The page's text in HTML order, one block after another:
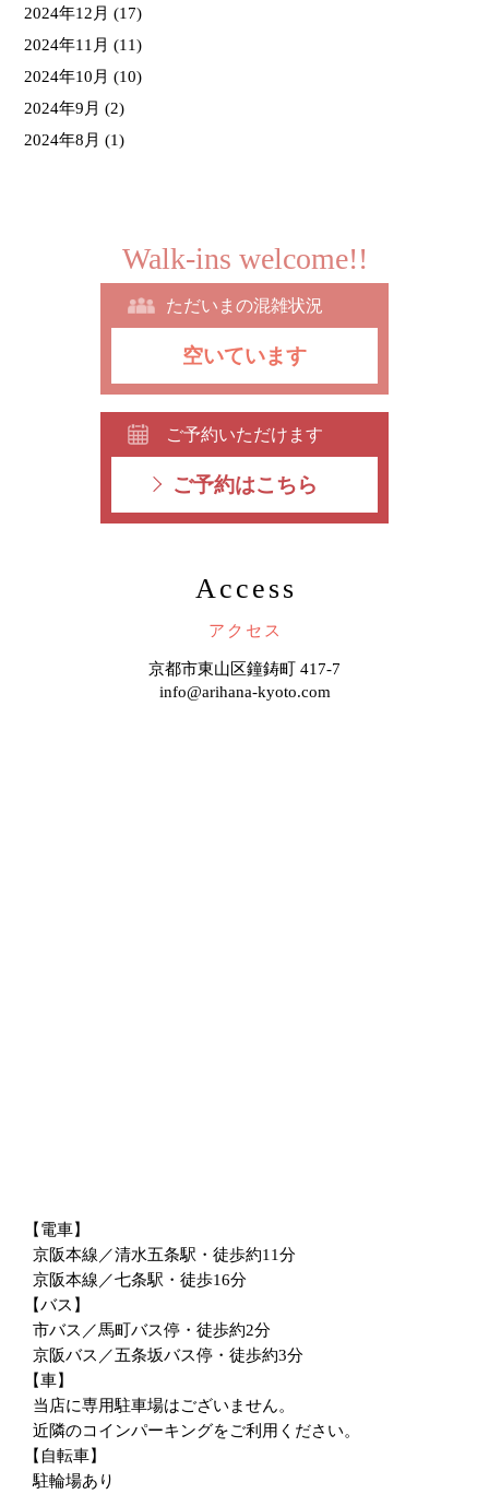
2024年12月 (17)
2024年11月 (11)
2024年10月 (10)
2024年9月 (2)
2024年8月 (1)
ただいまの混雑状況
空いています
Walk-ins welcome!!
ご予約いただけます
ご予約はこちら
Access
アクセス
京都市東山区鐘鋳町 417-7
info@arihana-kyoto.com
【電車】
京阪本線／清水五条駅・徒歩約11分
京阪本線／七条駅・徒歩16分
【バス】
市バス／馬町バス停・徒歩約2分
京阪バス／五条坂バス停・徒歩約3分
【車】
当店に専用駐車場はございません。
近隣のコインパーキングをご利用ください。
【自転車】
駐輪場あり